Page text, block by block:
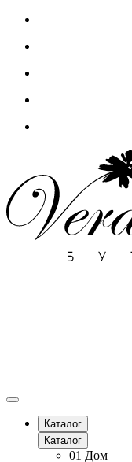
Каталог
Каталог
01 Дом